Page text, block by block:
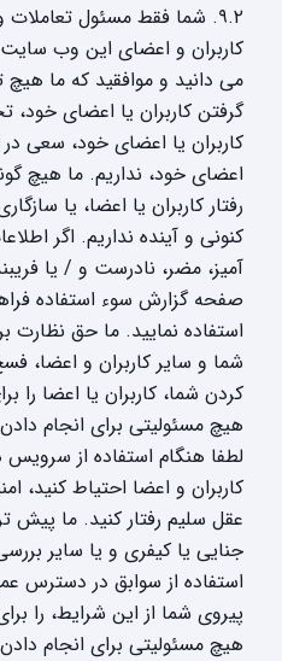
۹.۲. شما فقط مسئول تعاملات
کاربران و اعضای این وب
می دانید و موافقید که ما
گرفتن کاربران یا اعضای خود،
کاربران یا اعضای خود، سعی در
اعضای خود، نداریم. ما هیچ
رفتار کاربران یا اعضا، یا
کنونی و آینده نداریم. اگر
آمیز، مضر، نادرست و / یا
صفحه گزارش سوء استفاده
استفاده نمایید. ما حق نظارت
شما و سایر کاربران و اعضا،
کردن شما، کاربران یا اعضا را
هیچ مسئولیتی برای انجام
لطفا هنگام استفاده از سرویس
کاربران و اعضا احتیاط کنید،
عقل سلیم رفتار کنید. ما پیش
جنایی یا کیفری و یا سایر
استفاده از سوابق در دسترس
پیروی شما از این شرایط، را
هیچ مسئولیتی برای انجام